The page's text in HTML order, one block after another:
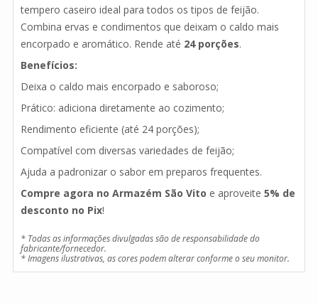
tempero caseiro ideal para todos os tipos de feijão.
Combina ervas e condimentos que deixam o caldo mais
encorpado e aromático. Rende até 24 porções.
Benefícios:
Deixa o caldo mais encorpado e saboroso;
Prático: adiciona diretamente ao cozimento;
Rendimento eficiente (até 24 porções);
Compatível com diversas variedades de feijão;
Ajuda a padronizar o sabor em preparos frequentes.
Compre agora no Armazém São Vito e aproveite 5% de
desconto no Pix!
* Todas as informações divulgadas são de responsabilidade do
fabricante/fornecedor.
* Imagens ilustrativas, as cores podem alterar conforme o seu monitor.